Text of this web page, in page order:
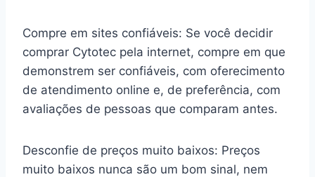
Compre em sites confiáveis: Se você decidir
comprar Cytotec pela internet, compre em que
demonstrem ser confiáveis, com oferecimento
de atendimento online e, de preferência, com
avaliações de pessoas que comparam antes.
Desconfie de preços muito baixos: Preços
muito baixos nunca são um bom sinal, nem